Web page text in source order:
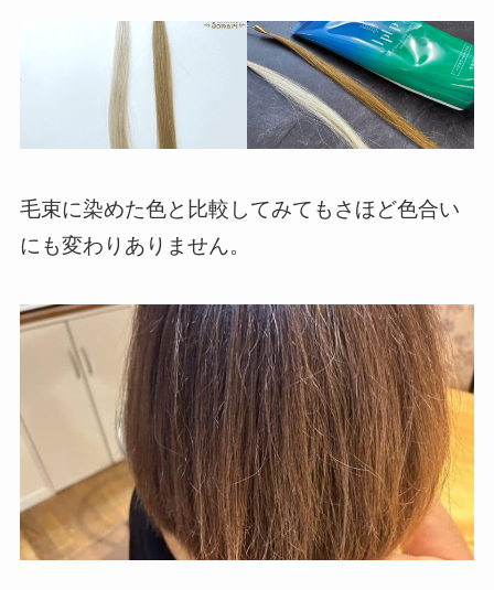
毛束に染めた色と比較してみてもさほど色合い
にも変わりありません。